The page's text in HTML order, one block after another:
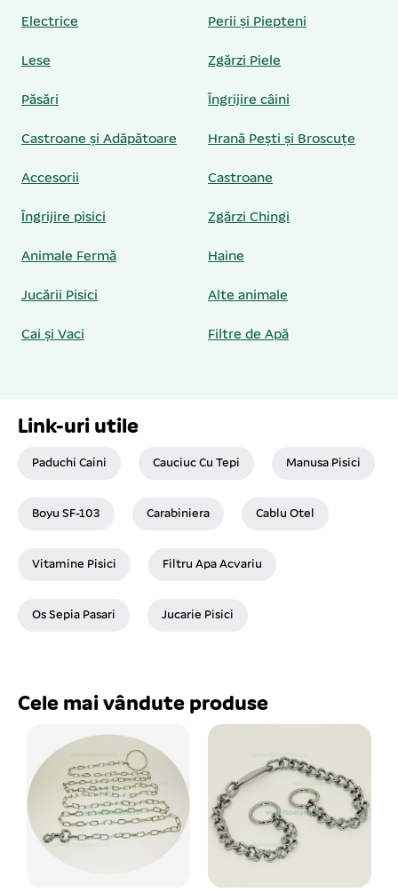
Electrice Perii și Piepteni
Lese Zgărzi Piele
Păsări Îngrijire câini
Castroane și Adăpătoare Hrană Pești și Broscuțe
Accesorii Castroane
Îngrijire pisici Zgărzi Chingi
Animale Fermă Haine
Jucării Pisici Alte animale
Cai și Vaci Filtre de Apă
Link-uri utile
Paduchi Caini Cauciuc Cu Tepi Manusa Pisici
Boyu SF-103 Carabiniera Cablu Otel
Vitamine Pisici Filtru Apa Acvariu
Os Sepia Pasari Jucarie Pisici
Cele mai vândute produse